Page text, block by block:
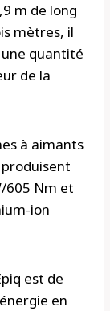
m de long
mètres, il
une quantité
de la
à aimants
605 Nm et
ion
est de
en